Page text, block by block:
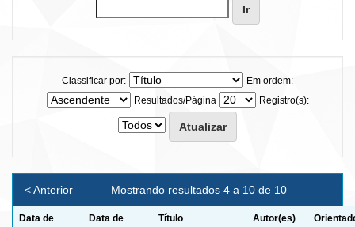
Classificar por:
Em ordem:
Resultados/Página
Registro(s):
Mostrando resultados 4 a 10 de 10
< Anterior
Data de
Data de
Título Autor(es)